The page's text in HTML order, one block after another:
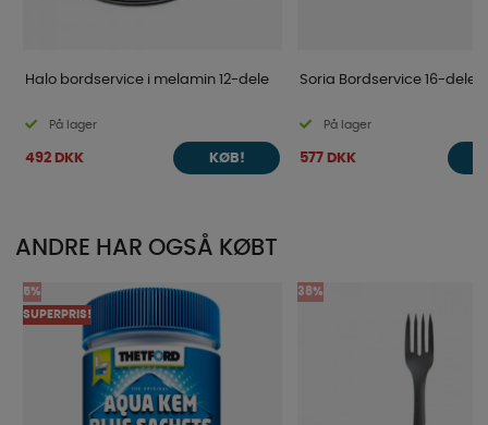
Halo bordservice i melamin 12-dele
På lager
492 DKK KØB!
Soria Bordservice 16-dele
På lager
577 DKK
ANDRE HAR OGSÅ KØBT
5%
SUPERPRIS!
38%